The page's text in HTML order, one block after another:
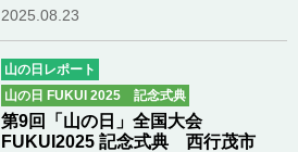
代へ －開催日時: 令和7年8月11日
(月・祝)場所: 福井県大野市 結とぴあ
テーマ: 未来へつむぐ、ふくいの
山々 － 感謝と共生のこころを次世
代へ －司会:• …つづきを読む
2025.08.23
山の日レポート
山の日 FUKUI 2025 記念式典
第9回「山の日」全国大会
FUKUI2025 記念式典 西行茂市